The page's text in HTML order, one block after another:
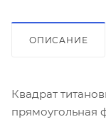
ОПИСАНИЕ
Квадрат
прямоугольная